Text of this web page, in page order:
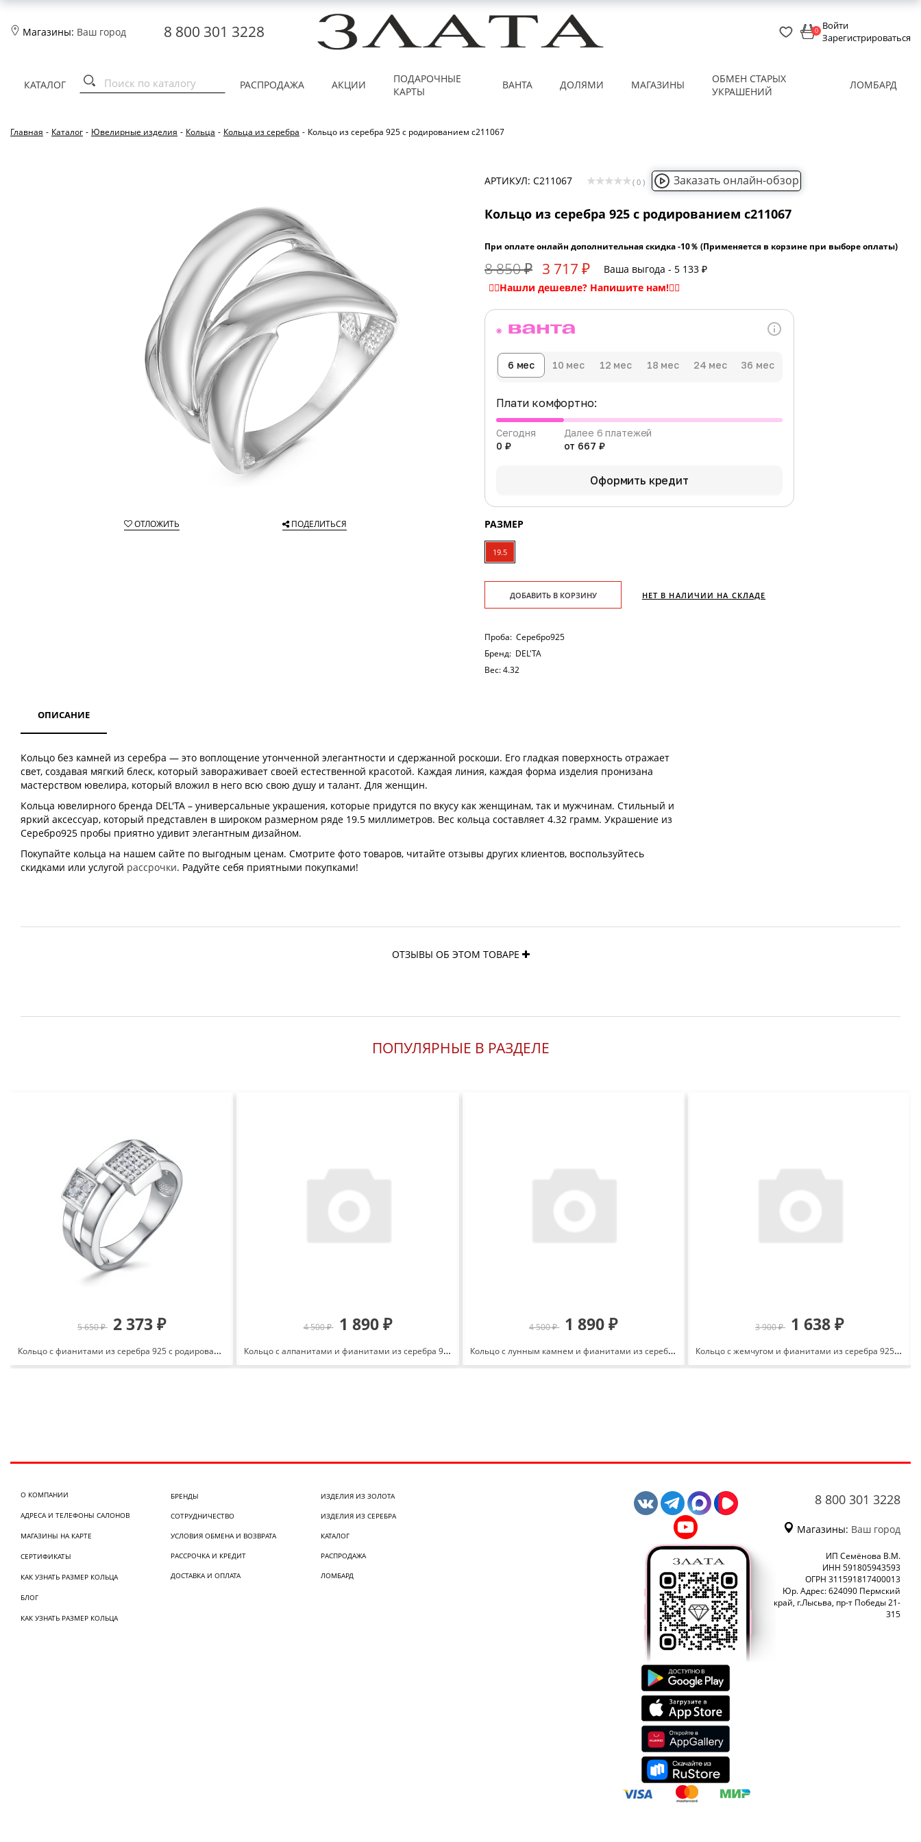
Магазины: Ваш город 8 800 301 3228 0 Войти
Зарегистрироваться
КАТАЛОГ РАСПРОДАЖА АКЦИИ
ПОДАРОЧНЫЕ
КАРТЫ
ВАНТА ДОЛЯМИ МАГАЗИНЫ
ОБМЕН СТАРЫХ
УКРАШЕНИЙ
ЛОМБАРД
Главная - Каталог - Ювелирные изделия - Кольца - Кольца из серебра - Кольцо из серебра 925 с родированием с211067
ОТЛОЖИТЬ ПОДЕЛИТЬСЯ
АРТИКУЛ: С211067 ( 0 ) Заказать онлайн-обзор
Кольцо из серебра 925 с родированием с211067
При оплате онлайн дополнительная скидка -10％ (Применяется в корзине при выборе оплаты)
8 850 ₽ 3 717 ₽ Ваша выгода - 5 133 ₽
6 мес 10 мес 12 мес 18 мес 24 мес 36 мес
Плати комфортно:
Сегодня
0 ₽
Далее 6 платежей
от 667 ₽
Оформить кредит
РАЗМЕР
19.5
ДОБАВИТЬ В КОРЗИНУ НЕТ В НАЛИЧИИ НА СКЛАДЕ
Проба: Серебро925
Бренд: DEL'TA
Вес:4.32
ОПИСАНИЕ
Кольцо без камней из серебра — это воплощение утонченной элегантности и сдержанной роскоши. Его гладкая поверхность отражает
свет, создавая мягкий блеск, который завораживает своей естественной красотой. Каждая линия, каждая форма изделия пронизана
мастерством ювелира, который вложил в него всю свою душу и талант. Для женщин.
Кольца ювелирного бренда DEL'TA – универсальные украшения, которые придутся по вкусу как женщинам, так и мужчинам. Стильный и
яркий аксессуар, который представлен в широком размерном ряде 19.5 миллиметров. Вес кольца составляет 4.32 грамм. Украшение из
Серебро925 пробы приятно удивит элегантным дизайном.
Покупайте кольца на нашем сайте по выгодным ценам. Смотрите фото товаров, читайте отзывы других клиентов, воспользуйтесь
скидками или услугой рассрочки. Радуйте себя приятными покупками!
ОТЗЫВЫ ОБ ЭТОМ ТОВАРЕ
ПОПУЛЯРНЫЕ В РАЗДЕЛЕ
5 650 ₽ 2 373 ₽
Кольцо с фианитами из серебра 925 с родированием с1106114
4 500 ₽ 1 890 ₽
Кольцо с алпанитами и фианитами из серебра 925 с родированием 271715
4 500 ₽ 1 890 ₽
Кольцо с лунным камнем и фианитами из серебра 925 с родированием 1000-0640_krist-715
3 900 ₽ 1 638 ₽
Кольцо с жемчугом и фианитами из серебра 925 с родированием 1.0151.0.b
О КОМПАНИИ
АДРЕСА И ТЕЛЕФОНЫ САЛОНОВ
МАГАЗИНЫ НА КАРТЕ
СЕРТИФИКАТЫ
КАК УЗНАТЬ РАЗМЕР КОЛЬЦА
БЛОГ
КАК УЗНАТЬ РАЗМЕР КОЛЬЦА
БРЕНДЫ
СОТРУДНИЧЕСТВО
УСЛОВИЯ ОБМЕНА И ВОЗВРАТА
РАССРОЧКА И КРЕДИТ
ДОСТАВКА И ОПЛАТА
ИЗДЕЛИЯ ИЗ ЗОЛОТА
ИЗДЕЛИЯ ИЗ СЕРЕБРА
КАТАЛОГ
РАСПРОДАЖА
ЛОМБАРД
8 800 301 3228
Магазины: Ваш город
ИП Семёнова В.М.
ИНН 591805943593
ОГРН 311591817400013
Юр. Адрес: 624090 Пермский
край, г.Лысьва, пр-т Победы 21-
315